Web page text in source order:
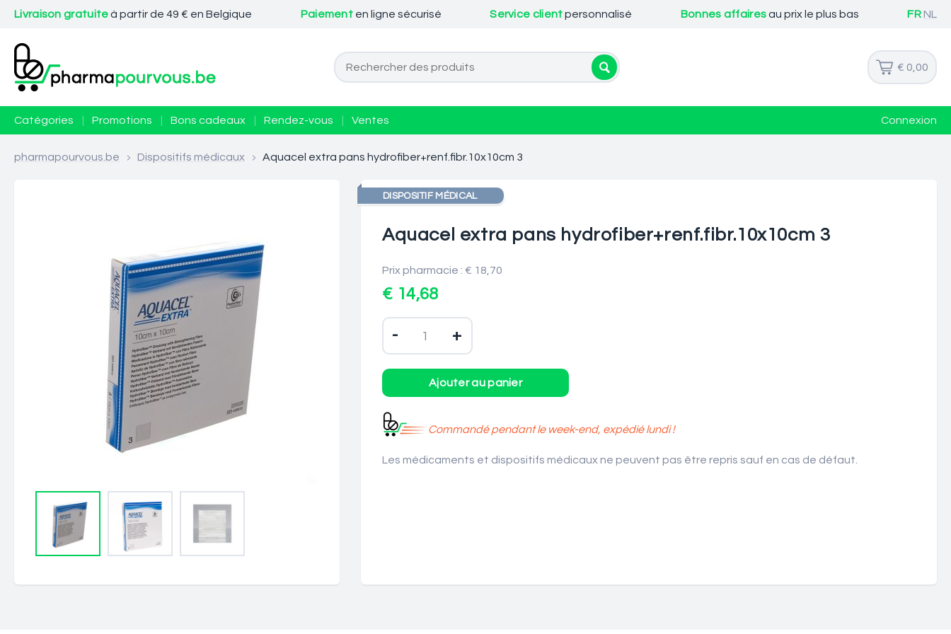
Livraison gratuiteà partir de 49 € en Belgique Paiement en ligne sécurisé Service clientpersonnalisé Bonnes affairesau prix le plus bas FR NL
€ 0,00
Catégories Promotions Bons cadeaux Rendez-vous Ventes Connexion
pharmapourvous.be > Dispositifs médicaux > Aquacel extra pans hydrofiber+renf.fibr.10x10cm 3
DISPOSITIF MÉDICAL
Aquacel extra pans hydrofiber+renf.fibr.10x10cm 3
Prix pharmacie : € 18,70
€ 14,68
- +
Commandé pendant le week-end, expédié lundi !
Les médicaments et dispositifs médicaux ne peuvent pas être repris sauf en cas de défaut.